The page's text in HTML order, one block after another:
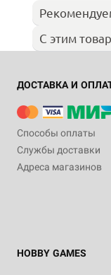
С этим
ДОСТАВКА И
Способы оплаты
Службы доставки
Адреса магазинов
HOBBY GAMES